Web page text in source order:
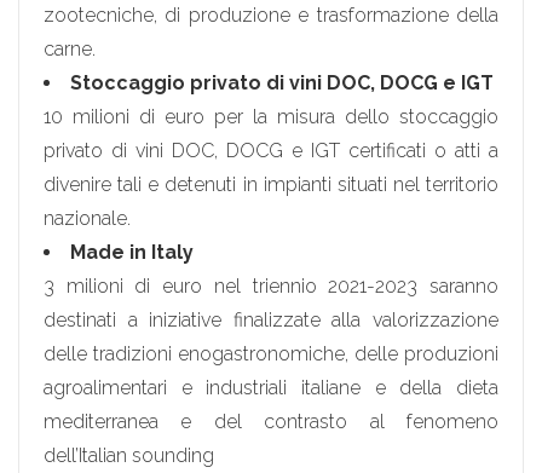
zootecniche, di produzione e trasformazione della
carne.
Stoccaggio privato di vini DOC, DOCG e IGT
10 milioni di euro per la misura dello stoccaggio
privato di vini DOC, DOCG e IGT certificati o atti a
divenire tali e detenuti in impianti situati nel territorio
nazionale.
Made in Italy
3 milioni di euro nel triennio 2021-2023 saranno
destinati a iniziative finalizzate alla valorizzazione
delle tradizioni enogastronomiche, delle produzioni
agroalimentari e industriali italiane e della dieta
mediterranea e del contrasto al fenomeno
dell’Italian sounding